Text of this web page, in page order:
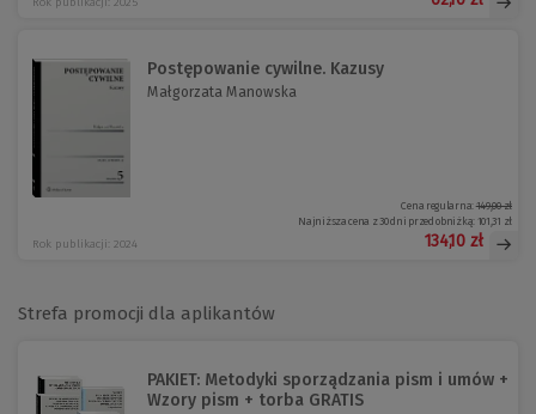
Postępowanie cywilne. Kazusy
Małgorzata Manowska
Rok publikacji: 2024
Cena regularna:149,00 zł
Najniższa cena z 30 dni przed obniżką: 101,31 zł
134,10 zł
Strefa promocji dla aplikantów
PAKIET: Metodyki sporządzania pism i umów +
Wzory pism + torba GRATIS